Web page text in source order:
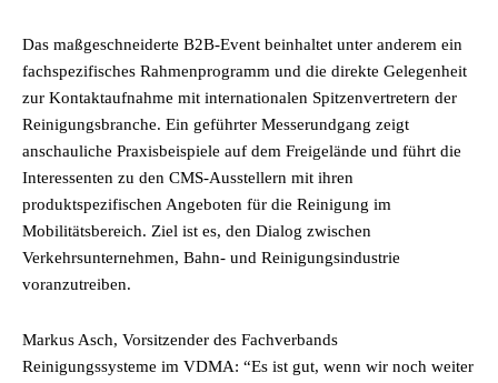
Das maßgeschneiderte B2B-Event beinhaltet unter anderem ein
fachspezifisches Rahmenprogramm und die direkte Gelegenheit
zur Kontaktaufnahme mit internationalen Spitzenvertretern der
Reinigungsbranche. Ein geführter Messerundgang zeigt
anschauliche Praxisbeispiele auf dem Freigelände und führt die
Interessenten zu den CMS-Ausstellern mit ihren
produktspezifischen Angeboten für die Reinigung im
Mobilitätsbereich. Ziel ist es, den Dialog zwischen
Verkehrsunternehmen, Bahn- und Reinigungsindustrie
voranzutreiben.
Markus Asch, Vorsitzender des Fachverbands
Reinigungssysteme im VDMA: “Es ist gut, wenn wir noch weiter